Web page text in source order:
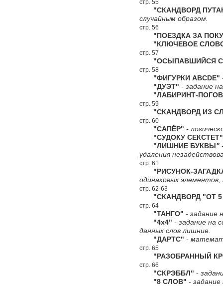
стр. 55
"СКАНДВОРД
случайным образом.
стр. 56
"ПОЕЗДКА ЗА
"КЛЮЧЕВОЕ
стр. 57
"ОСЫПАВШИЙСЯ
стр. 58
"ФИГУРКИ ABCDE"
"ДУЭТ" - задание
"ЛАБИРИНТ-
стр. 59
"СКАНДВОРД ИЗ
стр. 60
"САПЁР" -
"СУДОКУ СЕКСТЕТ"
"ЛИШНИЕ БУКВЫ"
удаления
стр. 61
"РИСУНОК-
одинаковых
стр. 62-63
"СКАНДВОРД "ОТ 5
стр. 64
"ТАНГО" - задание
"4х4" - задание на
данных слов лишние.
"ДАРТС" -
стр. 65
"РАЗОБРАННЫЙ
стр. 66
"СКРЭББЛ" -
"8 СЛОВ" - задание